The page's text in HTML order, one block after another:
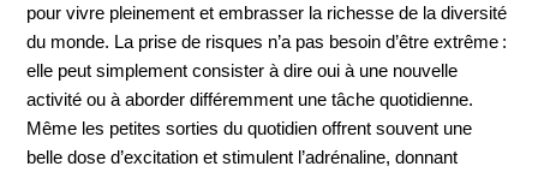
pour vivre pleinement et embrasser la richesse de la diversité
du monde. La prise de risques n’a pas besoin d’être extrême :
elle peut simplement consister à dire oui à une nouvelle
activité ou à aborder différemment une tâche quotidienne.
Même les petites sorties du quotidien offrent souvent une
belle dose d’excitation et stimulent l’adrénaline, donnant